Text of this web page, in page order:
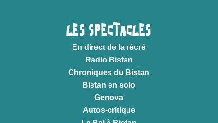
LES SPECTACLES
En direct de la récré
Radio Bistan
Chroniques du Bistan
Bistan en solo
Genova
Autos-critique